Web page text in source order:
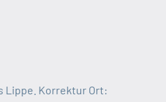
Lippe. Korrektur Ort: